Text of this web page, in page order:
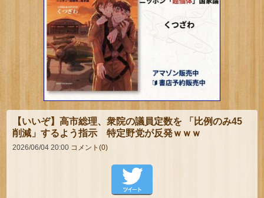
【いいぞ】高市総理、衆院の議員定数を 「比例のみ45
削減」するよう指示 特定野党が反発ｗｗｗ
2026/06/04 20:00 コメント(0)